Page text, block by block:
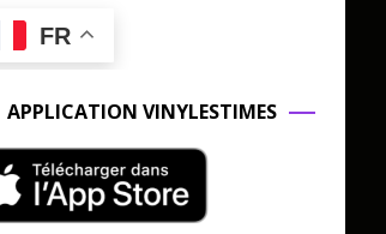
FR
APPLICATION VINYLESTIMES